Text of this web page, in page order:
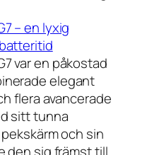
– en lyxig
var en påkostad
elegant
flera avancerade
sitt tunna
och sin